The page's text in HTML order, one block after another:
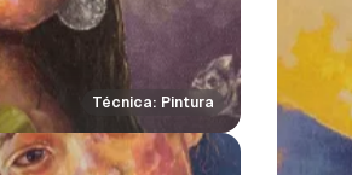
Técnica: Pintura